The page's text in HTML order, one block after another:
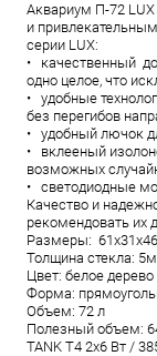
Аквариум П-72
и
серии LUX:
• качественный
одно целое, что
• удобные
без перегибов
• удобный лючок
• вклееный
возможных
• светодиодные
Качество и
рекомендовать их
Размеры:
Толщина стекла:
Цвет: белое дерево
Форма:
Объем: 72 л
Полезный объем:
TANK T4 2х6 Вт /